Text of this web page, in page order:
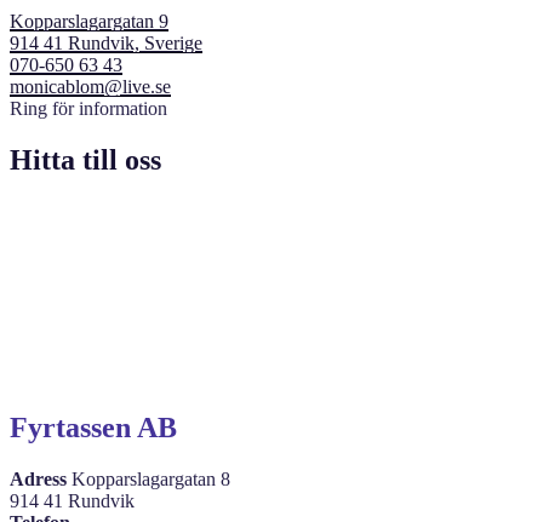
Kopparslagargatan 9
914 41 Rundvik, Sverige
070-650 63 43
monicablom@live.se
Ring för information
Hitta till oss
Fyrtassen AB
Adress Kopparslagargatan 8
914 41 Rundvik